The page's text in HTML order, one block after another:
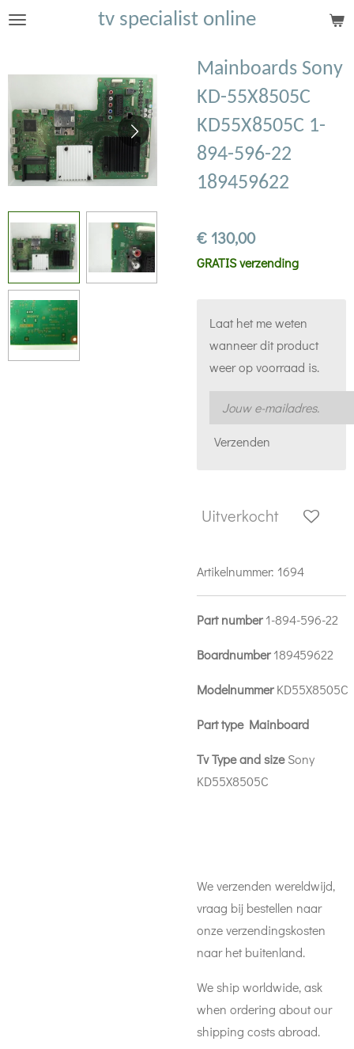
Ga
hoofdinhoud
tv specialist online
Mainboards Sony
KD-55X8505C
KD55X8505C 1-
894-596-22
189459622
€ 130,00
GRATIS verzending
Laat het me weten
wanneer dit product
weer op voorraad is.
Verzenden
Uitverkocht
Artikelnummer: 1694
Part number1-894-596-22
Boardnumber189459622
ModelnummerKD55X8505C
Part type Mainboard
Tv Type and sizeSony
KD55X8505C
We verzenden wereldwijd,
vraag bij bestellen naar
onze verzendingskosten
naar het buitenland.
We ship worldwide, ask
when ordering about our
shipping costs abroad.